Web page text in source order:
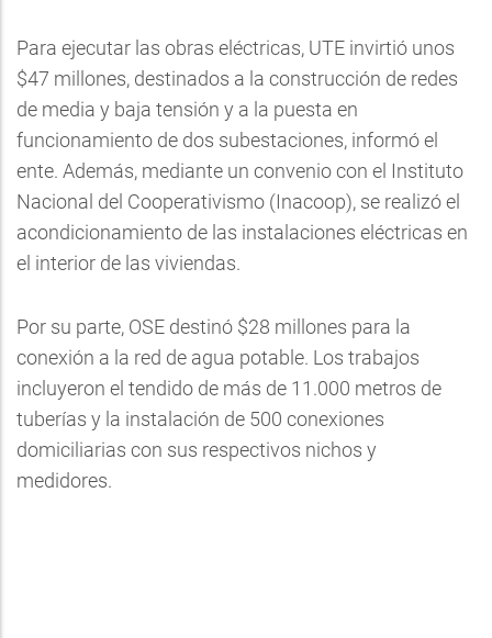
Para ejecutar las obras eléctricas, UTE invirtió unos
$47 millones, destinados a la construcción de redes
de media y baja tensión y a la puesta en
funcionamiento de dos subestaciones, informó el
ente. Además, mediante un convenio con el Instituto
Nacional del Cooperativismo (Inacoop), se realizó el
acondicionamiento de las instalaciones eléctricas en
el interior de las viviendas.
Por su parte, OSE destinó $28 millones para la
conexión a la red de agua potable. Los trabajos
incluyeron el tendido de más de 11.000 metros de
tuberías y la instalación de 500 conexiones
domiciliarias con sus respectivos nichos y
medidores.